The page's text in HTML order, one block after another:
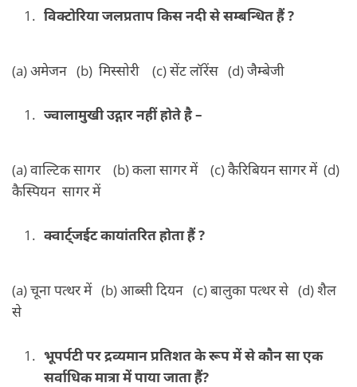
विक्टोरिया जलप्रताप किस नदी से सम्बन्धित हैं ?
(a) अमेजन (b) मिस्सोरी (c) सेंट लॉरेंस (d) जैम्बेजी
ज्वालामुखी उद्गार नहीं होते है –
(a) वाल्टिक सागर (b) कला सागर में (c) कैरिबियन सागर में (d)
कैस्पियन सागर में
क्वार्ट्जईट कायांतरित होता हैं ?
(a) चूना पत्थर में (b) आब्सी दियन (c) बालुका पत्थर से (d) शैल
से
भूपर्पटी पर द्रव्यमान प्रतिशत के रूप में से कौन सा एक
सर्वाधिक मात्रा में पाया जाता हैं?